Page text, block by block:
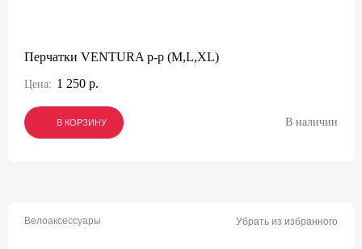
Перчатки VENTURA p-p (M,L,XL)
Цена: 1 250 р.
В КОРЗИНУ
В КОРЗИНУ
В КОРЗИНУ В наличии
Велоаксессуары Убрать из избранного